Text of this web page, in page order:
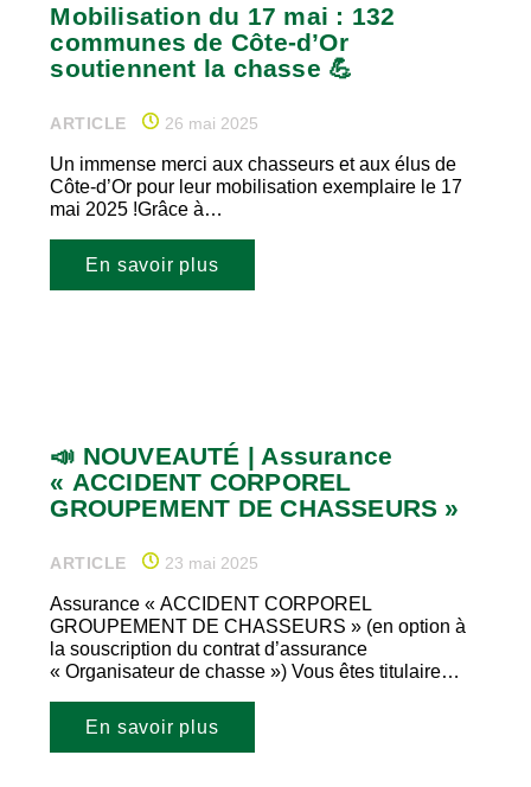
Mobilisation du 17 mai : 132
communes de Côte-d’Or
soutiennent la chasse 💪
ARTICLE 26 mai 2025
Un immense merci aux chasseurs et aux élus de
Côte-d’Or pour leur mobilisation exemplaire le 17
mai 2025 !Grâce à…
En savoir plus
📣 NOUVEAUTÉ | Assurance
« ACCIDENT CORPOREL
GROUPEMENT DE CHASSEURS »
ARTICLE 23 mai 2025
Assurance « ACCIDENT CORPOREL
GROUPEMENT DE CHASSEURS » (en option à
la souscription du contrat d’assurance
« Organisateur de chasse ») Vous êtes titulaire…
En savoir plus